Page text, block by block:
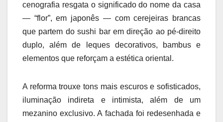
cenografia resgata o significado do nome da casa
— “flor”, em japonês — com cerejeiras brancas
que partem do sushi bar em direção ao pé-direito
duplo, além de leques decorativos, bambus e
elementos que reforçam a estética oriental.
A reforma trouxe tons mais escuros e sofisticados,
iluminação indireta e intimista, além de um
mezanino exclusivo. A fachada foi redesenhada e